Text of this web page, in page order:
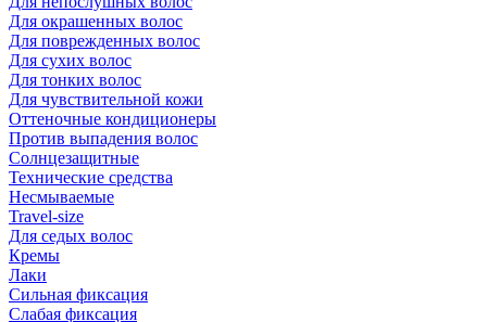
Для окрашенных волос
Для поврежденных волос
Для сухих волос
Для тонких волос
Для чувствительной кожи
Оттеночные кондиционеры
Против выпадения волос
Солнцезащитные
Технические средства
Несмываемые
Travel-size
Для седых волос
Кремы
Лаки
Сильная фиксация
Слабая фиксация